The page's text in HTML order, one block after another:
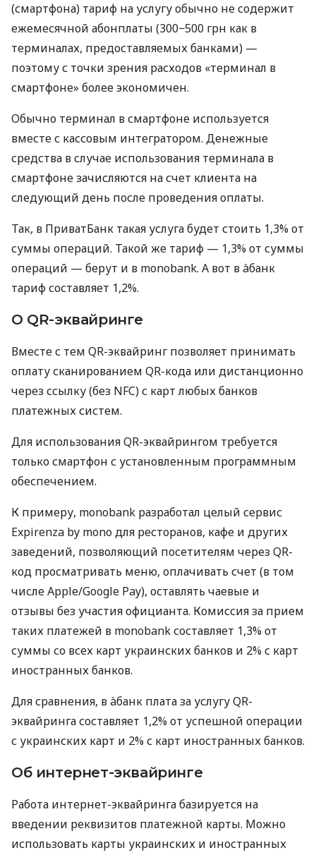
(смартфона) тариф на услугу обычно не содержит
ежемесячной абонплаты (300−500 грн как в
терминалах, предоставляемых банками) —
поэтому с точки зрения расходов «терминал в
смартфоне» более экономичен.
Обычно терминал в смартфоне используется
вместе с кассовым интегратором. Денежные
средства в случае использования терминала в
смартфоне зачисляются на счет клиента на
следующий день после проведения оплаты.
Так, в ПриватБанк такая услуга будет стоить 1,3% от
суммы операций. Такой же тариф — 1,3% от суммы
операций — берут и в monobank. А вот в àбанк
тариф составляет 1,2%.
О QR-эквайринге
Вместе с тем QR-эквайринг позволяет принимать
оплату сканированием QR-кода или дистанционно
через ссылку (без NFC) с карт любых банков
платежных систем.
Для использования QR-эквайрингом требуется
только смартфон с установленным программным
обеспечением.
К примеру, monobank разработал целый сервис
Expirenza by mono для ресторанов, кафе и других
заведений, позволяющий посетителям через QR-
код просматривать меню, оплачивать счет (в том
числе Apple/Google Pay), оставлять чаевые и
отзывы без участия официанта. Комиссия за прием
таких платежей в monobank составляет 1,3% от
суммы со всех карт украинских банков и 2% с карт
иностранных банков.
Для сравнения, в àбанк плата за услугу QR-
эквайринга составляет 1,2% от успешной операции
с украинских карт и 2% с карт иностранных банков.
Об интернет-эквайринге
Работа интернет-эквайринга базируется на
введении реквизитов платежной карты. Можно
использовать карты украинских и иностранных